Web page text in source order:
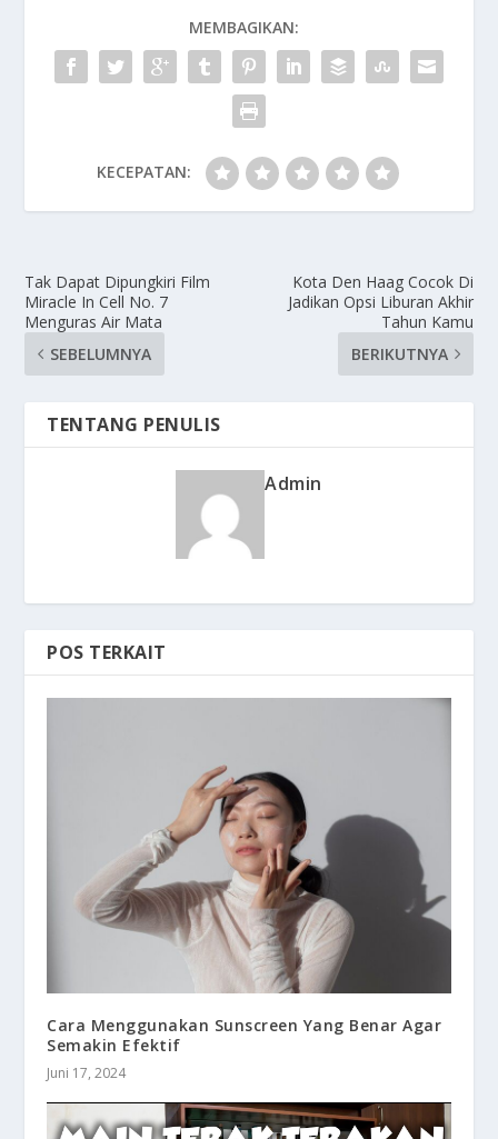
MEMBAGIKAN:
KECEPATAN:
Tak Dapat Dipungkiri Film
Miracle In Cell No. 7
Menguras Air Mata
SEBELUMNYA
Kota Den Haag Cocok Di
Jadikan Opsi Liburan Akhir
Tahun Kamu
BERIKUTNYA
TENTANG PENULIS
Admin
POS TERKAIT
Cara Menggunakan Sunscreen Yang Benar Agar
Semakin Efektif
Juni 17, 2024